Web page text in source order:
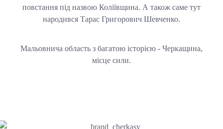
повстання під назвою Коліївщина. А також саме тут
народився Тарас Григорович Шевченко.
Мальовнича область з багатою історією - Черкащина,
місце сили.